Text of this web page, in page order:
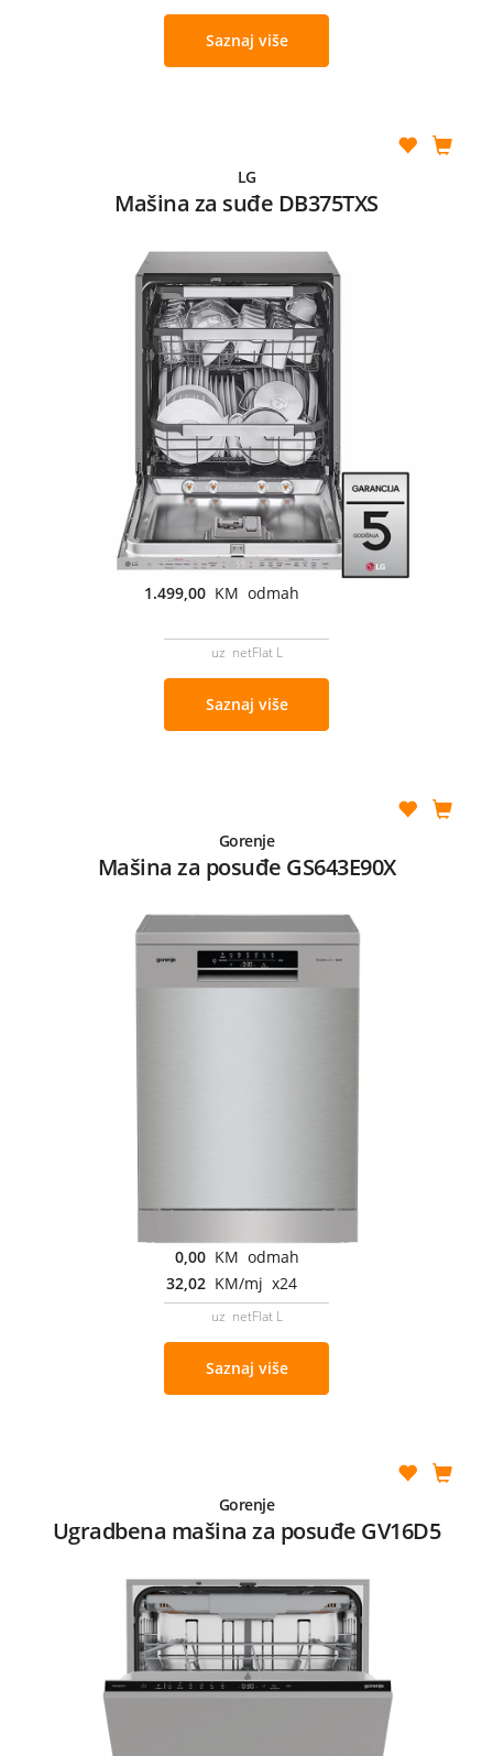
Saznaj više
LG
Mašina za suđe DB375TXS
1.499,00 KM odmah
uz netFlat L
Saznaj više
Gorenje
Mašina za posuđe GS643E90X
0,00 KM odmah
32,02 KM/mj x24
uz netFlat L
Saznaj više
Gorenje
Ugradbena mašina za posuđe GV16D5